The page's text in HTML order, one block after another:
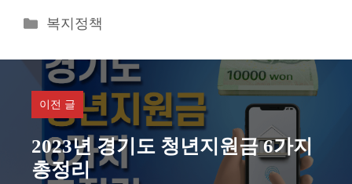
카
고
리
복지정책
이전 글
2023년 경기도 청년지원금 6가지
총정리